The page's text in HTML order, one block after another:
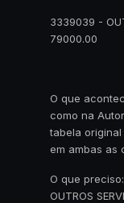
3339039 -
79000.00
O que
como na
tabela
em ambas as
O que
OUTROS